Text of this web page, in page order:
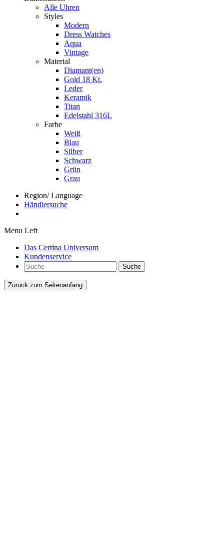
Alle Uhren
Styles
Modern
Dress Watches
Aqua
Vintage
Material
Diamant(en)
Gold 18 Kt.
Leder
Keramik
Titan
Edelstahl 316L
Farbe
Weiß
Blau
Silber
Schwarz
Grün
Grau
Region/ Language
Händlersuche
Menu Left
Das Certina Universum
Kundenservice
Suche
Zurück zum Seitenanfang